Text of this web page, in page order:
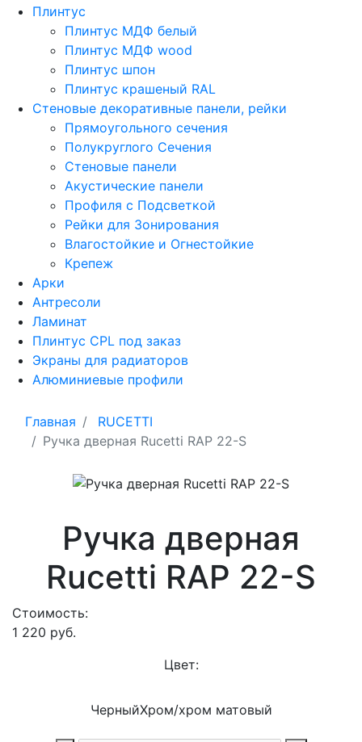
Плинтус
Плинтус МДФ белый
Плинтус МДФ wood
Плинтус шпон
Плинтус крашеный RAL
Стеновые декоративные панели, рейки
Прямоугольного сечения
Полукруглого Сечения
Стеновые панели
Акустические панели
Профиля с Подсветкой
Рейки для Зонирования
Влагостойкие и Огнестойкие
Крепеж
Арки
Антресоли
Ламинат
Плинтус CPL под заказ
Экраны для радиаторов
Алюминиевые профили
Главная
RUCETTI
Ручка дверная Rucetti RAP 22-S
Ручка дверная
Rucetti RAP 22-S
Стоимость:
1 220 руб.
Цвет:
ЧерныйХром/хром матовый